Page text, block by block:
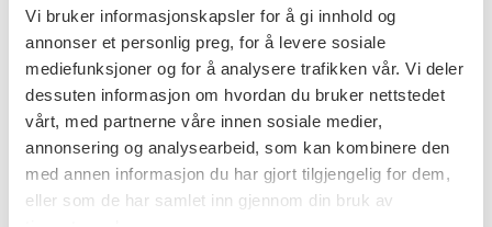
Vi bruker informasjonskapsler for å gi innhold og
annonser et personlig preg, for å levere sosiale
mediefunksjoner og for å analysere trafikken vår. Vi deler
dessuten informasjon om hvordan du bruker nettstedet
vårt, med partnerne våre innen sosiale medier,
annonsering og analysearbeid, som kan kombinere den
med annen informasjon du har gjort tilgjengelig for dem,
eller som de har samlet inn gjennom din bruk av
Teknikk og
Akrylgips, rød mahogney, penisbein
fra vaskebjørn, epoxy
Mål
Høyde: 23cm
Bredde: 16cm
Dybde: 10cm